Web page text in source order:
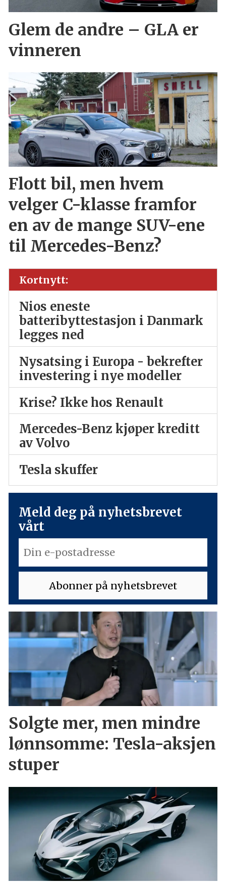
Glem de andre – GLA er
vinneren
Flott bil, men hvem
velger C-klasse framfor
en av de mange SUV-ene
til Mercedes-Benz?
Kortnytt:
Nios eneste
batteribyttestasjon i Danmark
legges ned
Nysatsing i Europa - bekrefter
investering i nye modeller
Krise? Ikke hos Renault
Mercedes-Benz kjøper kreditt
av Volvo
Tesla skuffer
Meld deg på nyhetsbrevet
vårt
Solgte mer, men mindre
lønnsomme: Tesla-aksjen
stuper